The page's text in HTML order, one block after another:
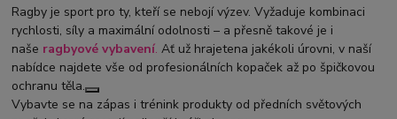
Ragby je sport pro ty, kteří se nebojí výzev. Vyžaduje kombinaci
rychlosti, síly a maximální odolnosti – a přesně takové je i
naše ragbyové vybavení. Ať už hrajetena jakékoli úrovni, v naší
nabídce najdete vše od profesionálních kopaček až po špičkovou
ochranu těla.
Vybavte se na zápas i trénink produkty od předních světových